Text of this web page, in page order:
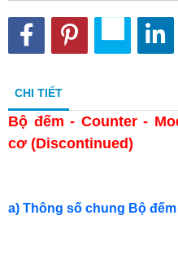
CHI TIẾT
Bộ đếm - Counter -
cơ (Discontinued)
a) Thông số chung Bộ